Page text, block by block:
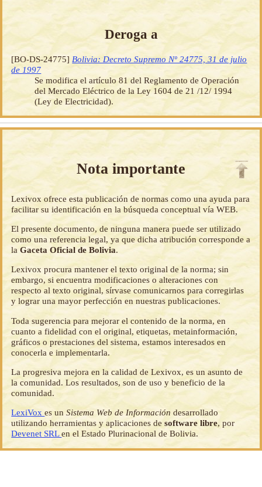
Deroga a
[BO-DS-24775] Bolivia: Decreto Supremo Nº 24775, 31 de julio
de 1997
Se modifica el artículo 81 del Reglamento de Operación
del Mercado Eléctrico de la Ley 1604 de 21 /12/ 1994
(Ley de Electricidad).
Nota importante
Lexivox ofrece esta publicación de normas como una ayuda para
facilitar su identificación en la búsqueda conceptual vía WEB.
El presente documento, de ninguna manera puede ser utilizado
como una referencia legal, ya que dicha atribución corresponde a
laGaceta Oficial de Bolivia.
Lexivox procura mantener el texto original de la norma; sin
embargo, si encuentra modificaciones o alteraciones con
respecto al texto original, sírvase comunicarnos para corregirlas
y lograr una mayor perfección en nuestras publicaciones.
Toda sugerencia para mejorar el contenido de la norma, en
cuanto a fidelidad con el original, etiquetas, metainformación,
gráficos o prestaciones del sistema, estamos interesados en
conocerla e implementarla.
La progresiva mejora en la calidad de Lexivox, es un asunto de
la comunidad. Los resultados, son de uso y beneficio de la
comunidad.
LexiVoxes unSistema Web de Información desarrollado
utilizando herramientas y aplicaciones desoftware libre, por
Devenet SRLen el Estado Plurinacional de Bolivia.